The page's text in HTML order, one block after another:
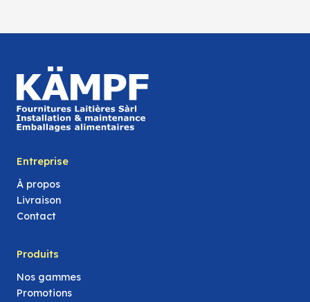
Entreprise
À propos
Livraison
Contact
Produits
Nos gammes
Promotions